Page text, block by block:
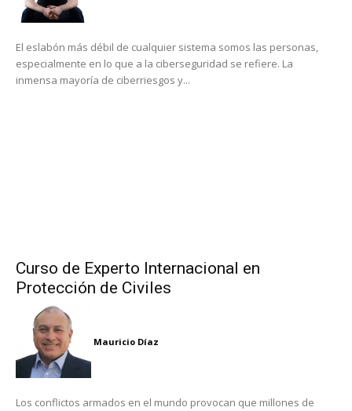
El eslabón más débil de cualquier sistema somos las personas,
especialmente en lo que a la ciberseguridad se refiere. La
inmensa mayoría de ciberriesgos y...
Curso de Experto Internacional en
Protección de Civiles
Mauricio Díaz
Los conflictos armados en el mundo provocan que millones de